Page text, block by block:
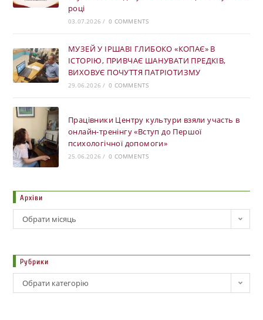
році
03.07.2026 / 0 COMMENTS
МУЗЕЙ У ІРШАВІ ГЛИБОКО «КОПАЄ» В
ІСТОРІЮ, ПРИВЧАЄ ШАНУВАТИ ПРЕДКІВ,
ВИХОВУЄ ПОЧУТТЯ ПАТРІОТИЗМУ
29.06.2026 / 0 COMMENTS
Працівники Центру культури взяли участь в
онлайн-тренінгу «Вступ до Першої
психологічної допомоги»
25.06.2026 / 0 COMMENTS
Архіви
Обрати місяць
Рубрики
Обрати категорію